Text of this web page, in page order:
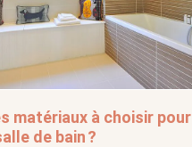
matériaux à choisir pour
de bain ?